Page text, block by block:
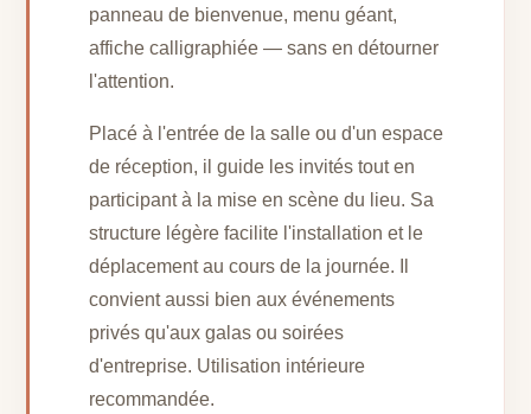
panneau de bienvenue, menu géant,
affiche calligraphiée — sans en détourner
l'attention.
Placé à l'entrée de la salle ou d'un espace
de réception, il guide les invités tout en
participant à la mise en scène du lieu. Sa
structure légère facilite l'installation et le
déplacement au cours de la journée. Il
convient aussi bien aux événements
privés qu'aux galas ou soirées
d'entreprise. Utilisation intérieure
recommandée.